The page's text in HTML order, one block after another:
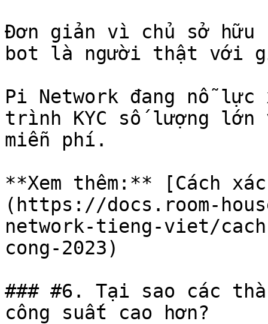
Đơn giản vì chủ sở hữu
bot là người thật với
Pi Network đang nỗ lực
trình KYC số lượng
miễn phí.
**Xem thêm:** [Cách
(https://docs.room-
network-tieng-viet/
cong-2023)
### #6. Tại sao các
công suất cao hơn?